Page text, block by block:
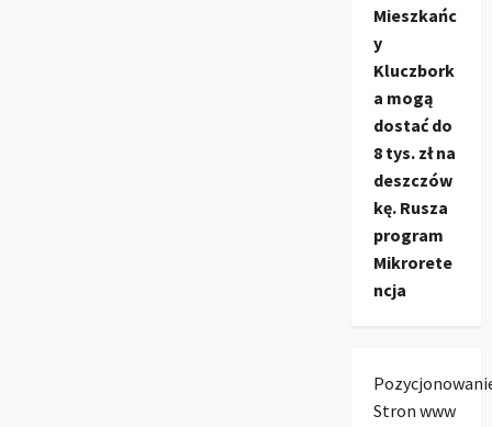
Mieszkańc
y
Kluczbork
a mogą
dostać do
8 tys. zł na
deszczów
kę. Rusza
program
Mikrorete
ncja
Stron www